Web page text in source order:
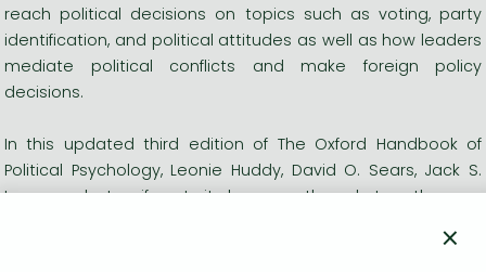
reach political decisions on topics such as voting, party
identification, and political attitudes as well as how leaders
mediate political conflicts and make foreign policy
decisions.
In this updated third edition of The Oxford Handbook of
Political Psychology, Leonie Huddy, David O. Sears, Jack S.
Levy, and Jennifer Jerit have gathered together an
up-to-date account of key topics and areas of research in
×